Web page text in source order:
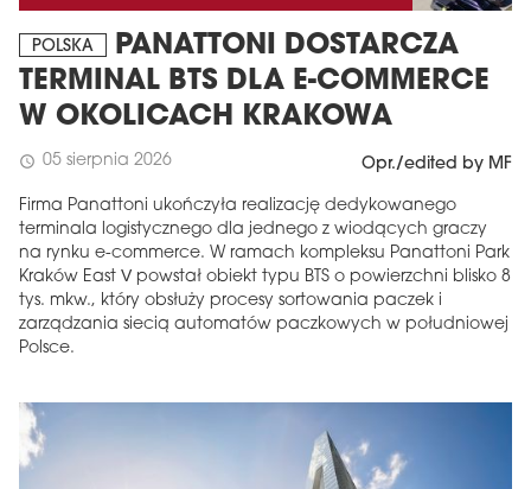
POLSKA
PANATTONI DOSTARCZA
TERMINAL BTS DLA E-COMMERCE
W OKOLICACH KRAKOWA
schedule 05 sierpnia 2026 Opr./edited by MF
Firma Panattoni ukończyła realizację dedykowanego
terminala logistycznego dla jednego z wiodących graczy
na rynku e-commerce. W ramach kompleksu Panattoni Park
Kraków East V powstał obiekt typu BTS o powierzchni blisko 8
tys. mkw., który obsłuży procesy sortowania paczek i
zarządzania siecią automatów paczkowych w południowej
Polsce.